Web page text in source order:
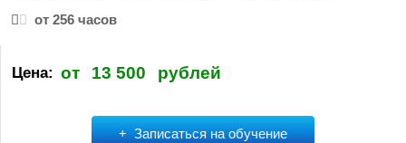
от 256 часов
Цена: от 13 500 рублей
Записаться на обучение